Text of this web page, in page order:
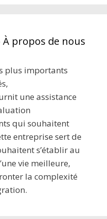
À propos de nous
plus importants
une assistance
qui souhaitent
entreprise sert de
s’établir au
vie meilleure,
la complexité